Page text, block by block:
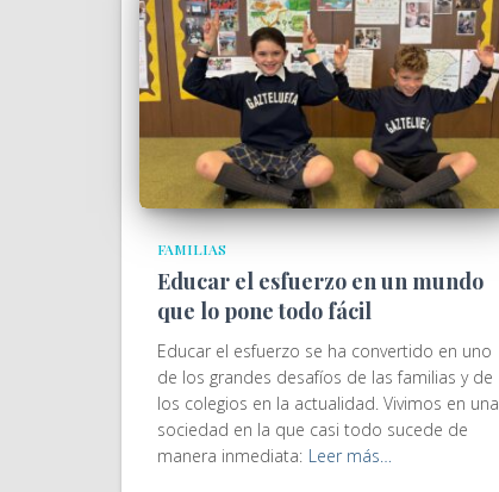
FAMILIAS
Educar el esfuerzo en un mundo
que lo pone todo fácil
Educar el esfuerzo se ha convertido en uno
de los grandes desafíos de las familias y de
los colegios en la actualidad. Vivimos en una
sociedad en la que casi todo sucede de
manera inmediata: Leer más…